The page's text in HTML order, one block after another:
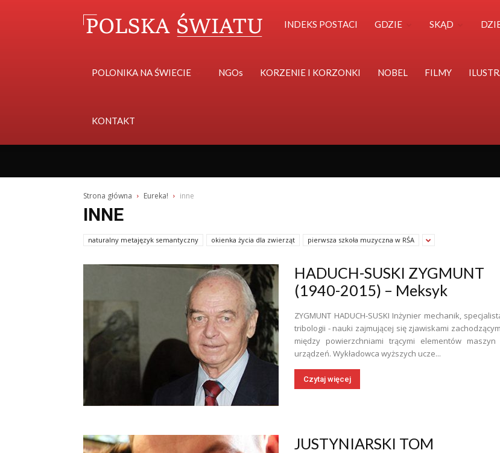
Polska
Światu
INDEKS POSTACI GDZIE SKĄD
POLONIKA NA ŚWIECIE NGOs KORZENIE I KORZONKI NOBEL FILMY
KONTAKT
Strona główna Eureka! inne
INNE
naturalny metajęzyk semantyczny okienka życia dla zwierząt pierwsza szkoła muzyczna w RŚA
HADUCH-SUSKI ZYGMUNT
(1940-2015) – Meksyk
ZYGMUNT HADUCH-SUSKI Inżynier mechanik,
tribologii - nauki zajmującej się zjawiskami
między powierzchniami trącymi elementów maszyn
urządzeń. Wykładowca wyższych ucze...
Czytaj więcej
JUSTYNIARSKI TOM